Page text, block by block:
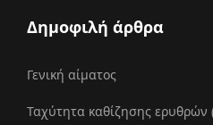
Δημοφιλή άρθρα
Γενική αίματος
Ταχύτητα καθίζησης ερυθρών